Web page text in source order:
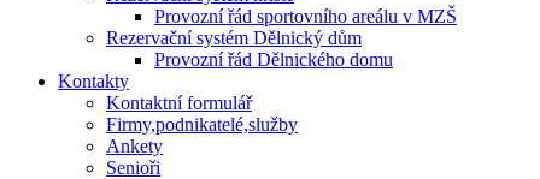
Provozní řád sportovního areálu v MZŠ
Rezervační systém Dělnický dům
Provozní řád Dělnického domu
Kontakty
Kontaktní formulář
Firmy,podnikatelé,služby
Ankety
Senioři